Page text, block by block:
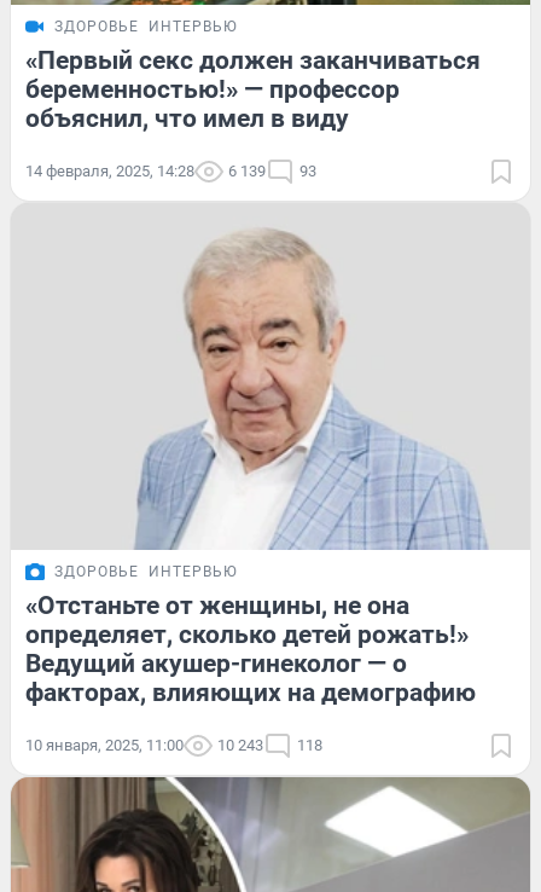
ЗДОРОВЬЕ ИНТЕРВЬЮ
«Первый секс должен заканчиваться
беременностью!» — профессор
объяснил, что имел в виду
14 февраля, 2025, 14:28 6 139 93
ЗДОРОВЬЕ ИНТЕРВЬЮ
«Отстаньте от женщины, не она
определяет, сколько детей рожать!»
Ведущий акушер-гинеколог — о
факторах, влияющих на демографию
10 января, 2025, 11:00 10 243 118